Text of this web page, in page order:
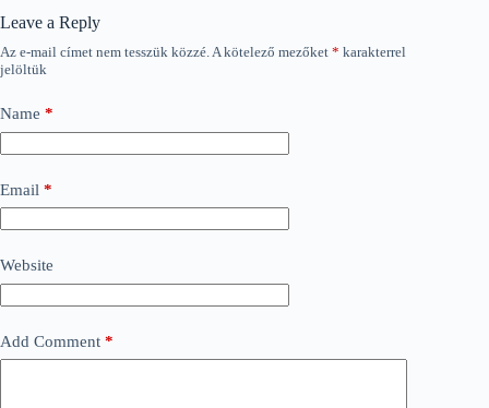
Leave a Reply
Az e-mail címet nem tesszük közzé.A kötelező mezőket * karakterrel
jelöltük
Name *
Email *
Website
Add Comment *